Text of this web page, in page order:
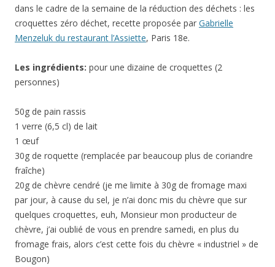
dans le cadre de la semaine de la réduction des déchets : les
croquettes zéro déchet, recette proposée par Gabrielle
Menzeluk du restaurant l’Assiette, Paris 18e.
Les ingrédients: pour une dizaine de croquettes (2
personnes)
50g de pain rassis
1 verre (6,5 cl) de lait
1 œuf
30g de roquette (remplacée par beaucoup plus de coriandre
fraîche)
20g de chèvre cendré (je me limite à 30g de fromage maxi
par jour, à cause du sel, je n’ai donc mis du chèvre que sur
quelques croquettes, euh, Monsieur mon producteur de
chèvre, j’ai oublié de vous en prendre samedi, en plus du
fromage frais, alors c’est cette fois du chèvre « industriel » de
Bougon)